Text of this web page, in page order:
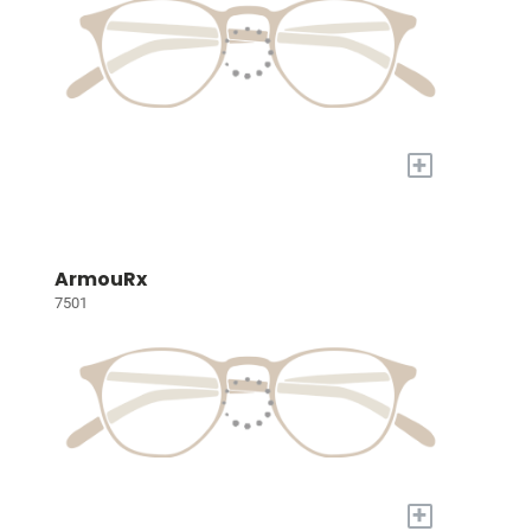
+
ArmouRx
7501
+